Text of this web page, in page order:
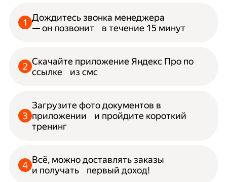
Дождитесь звонка менеджера
— он позвонит в течение 15 минут
Скачайте приложение Яндекс Про по
ссылке из смс
Загрузите фото документов в
приложении и пройдите короткий
тренинг
Всё, можно доставлять заказы
и получать первый доход!